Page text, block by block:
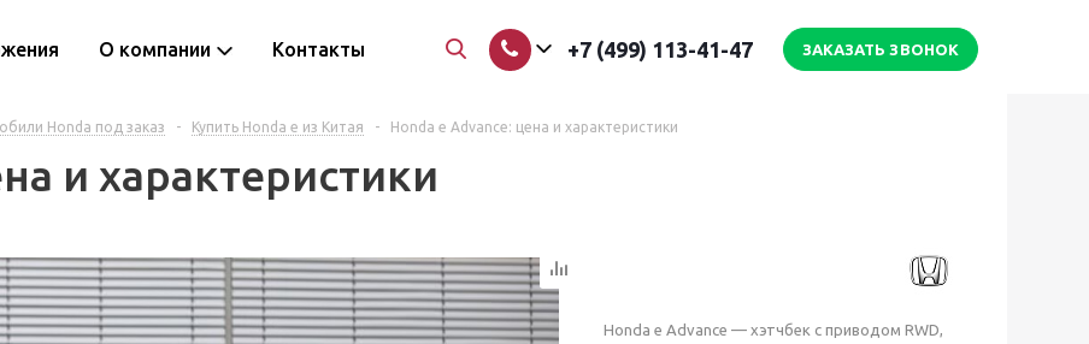
О компании Контакты +7 (499) 113-41-47 ЗАКАЗАТЬ ЗВОНОК
Honda под заказ - Купить Honda e из Китая - Honda e Advance: цена и характеристики
и характеристики
Honda e Advance — хэтчбек с приводом RWD,